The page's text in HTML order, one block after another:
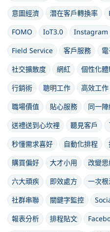
意圖經濟
潛在客戶轉換率
FOMO
IoT3.0 Instagram
Field Service
客戶服務
社交擴散度
網紅 個性化
行銷術
聰明工作 高效工作
職場價值
貼心服務 同一陣
送禮送到心坎裡
聽見客戶
秒懂需求喜好
自動化排程
購買偏好
大才小用 改變
六大頑疾
即效處方 一次根
社群串聯
關鍵字監控
報表分析
排程貼文